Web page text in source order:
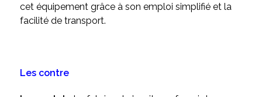
cet équipement grâce à son emploi simplifié et la
facilité de transport.
Les contre